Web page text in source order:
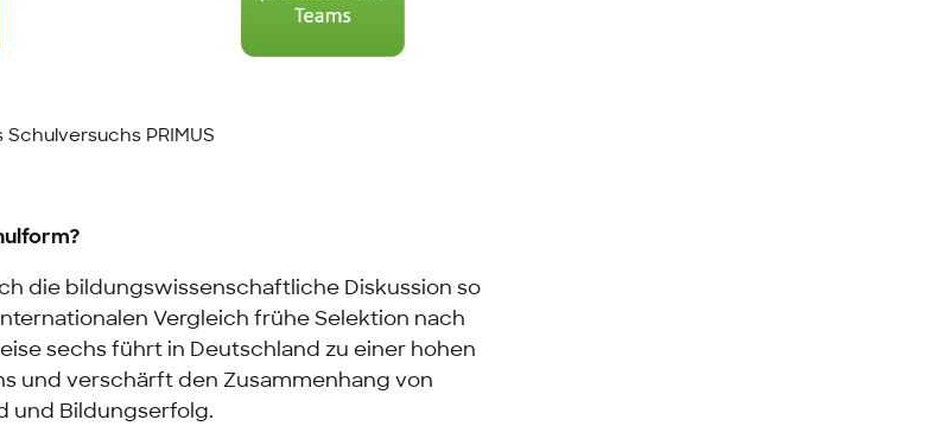
PRIMUS
die bildungswissenschaftliche Diskussion so
Vergleich frühe Selektion nach
sechs führt in Deutschland zu einer hohen
und verschärft den Zusammenhang von
und Bildungserfolg.